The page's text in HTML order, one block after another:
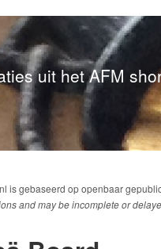
uit het AFM
is gebaseerd op openbaar
and may be incomplete or